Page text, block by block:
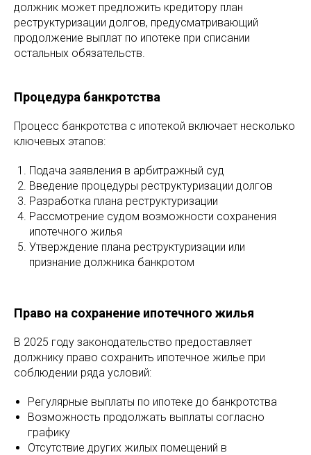
должник может предложить кредитору план
реструктуризации долгов, предусматривающий
продолжение выплат по ипотеке при списании
остальных обязательств.
Процедура банкротства
Процесс банкротства с ипотекой включает несколько
ключевых этапов:
Подача заявления в арбитражный суд
Введение процедуры реструктуризации долгов
Разработка плана реструктуризации
Рассмотрение судом возможности сохранения
ипотечного жилья
Утверждение плана реструктуризации или
признание должника банкротом
Право на сохранение ипотечного жилья
В 2025 году законодательство предоставляет
должнику право сохранить ипотечное жилье при
соблюдении ряда условий:
Регулярные выплаты по ипотеке до банкротства
Возможность продолжать выплаты согласно
графику
Отсутствие других жилых помещений в